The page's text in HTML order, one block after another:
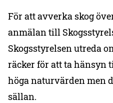
För att avverka skog
anmälan till
Skogsstyrelsen utreda
räcker för att ta hänsyn
höga naturvärden men
sällan.